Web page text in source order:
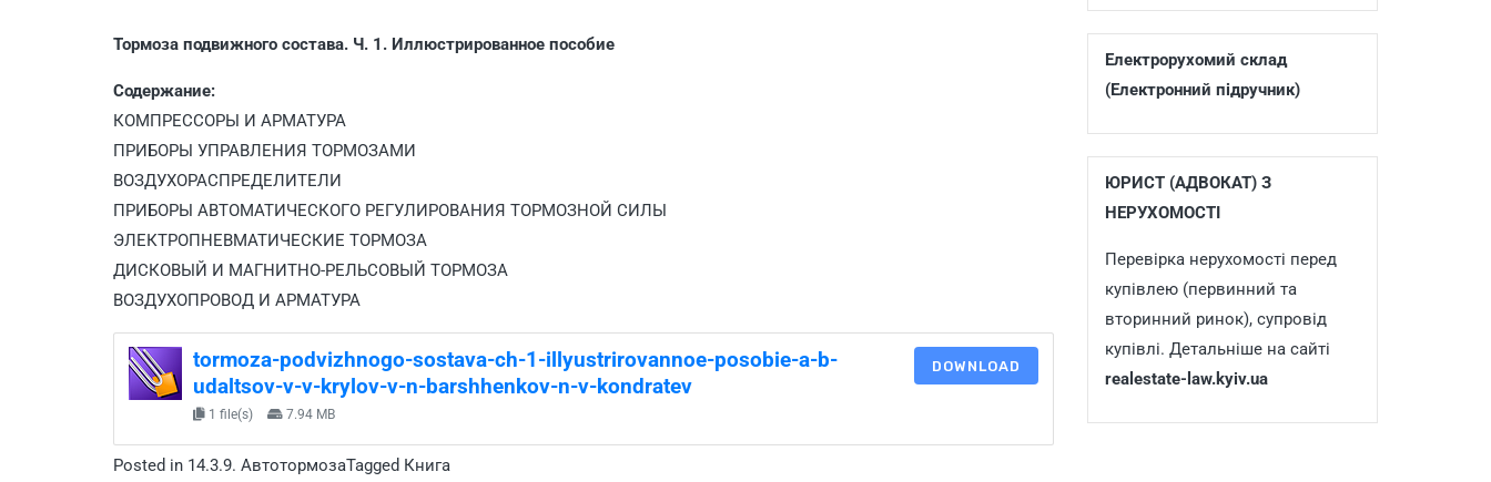
Тормоза подвижного состава. Ч. 1. Иллюстрированное пособие
Содержание:
КОМПРЕССОРЫ И АРМАТУРА
ПРИБОРЫ УПРАВЛЕНИЯ ТОРМОЗАМИ
ВОЗДУХОРАСПРЕДЕЛИТЕЛИ
ПРИБОРЫ АВТОМАТИЧЕСКОГО РЕГУЛИРОВАНИЯ ТОРМОЗНОЙ СИЛЫ
ЭЛЕКТРОПНЕВМАТИЧЕСКИЕ ТОРМОЗА
ДИСКОВЫЙ И МАГНИТНО-РЕЛЬСОВЫЙ ТОРМОЗА
ВОЗДУХОПРОВОД И АРМАТУРА
tormoza-podvizhnogo-sostava-ch-1-illyustrirovannoe-posobie-a-b-
udaltsov-v-v-krylov-v-n-barshhenkov-n-v-kondratev
1 file(s) 7.94 MB
DOWNLOAD
Posted in 14.3.9. АвтотормозаTagged Книга
Електрорухомий склад
(Електронний підручник)
ЮРИСТ (АДВОКАТ) З
НЕРУХОМОСТІ
Перевірка нерухомості перед
купівлею (первинний та
вторинний ринок), супровід
купівлі. Детальніше на сайті
realestate-law.kyiv.ua